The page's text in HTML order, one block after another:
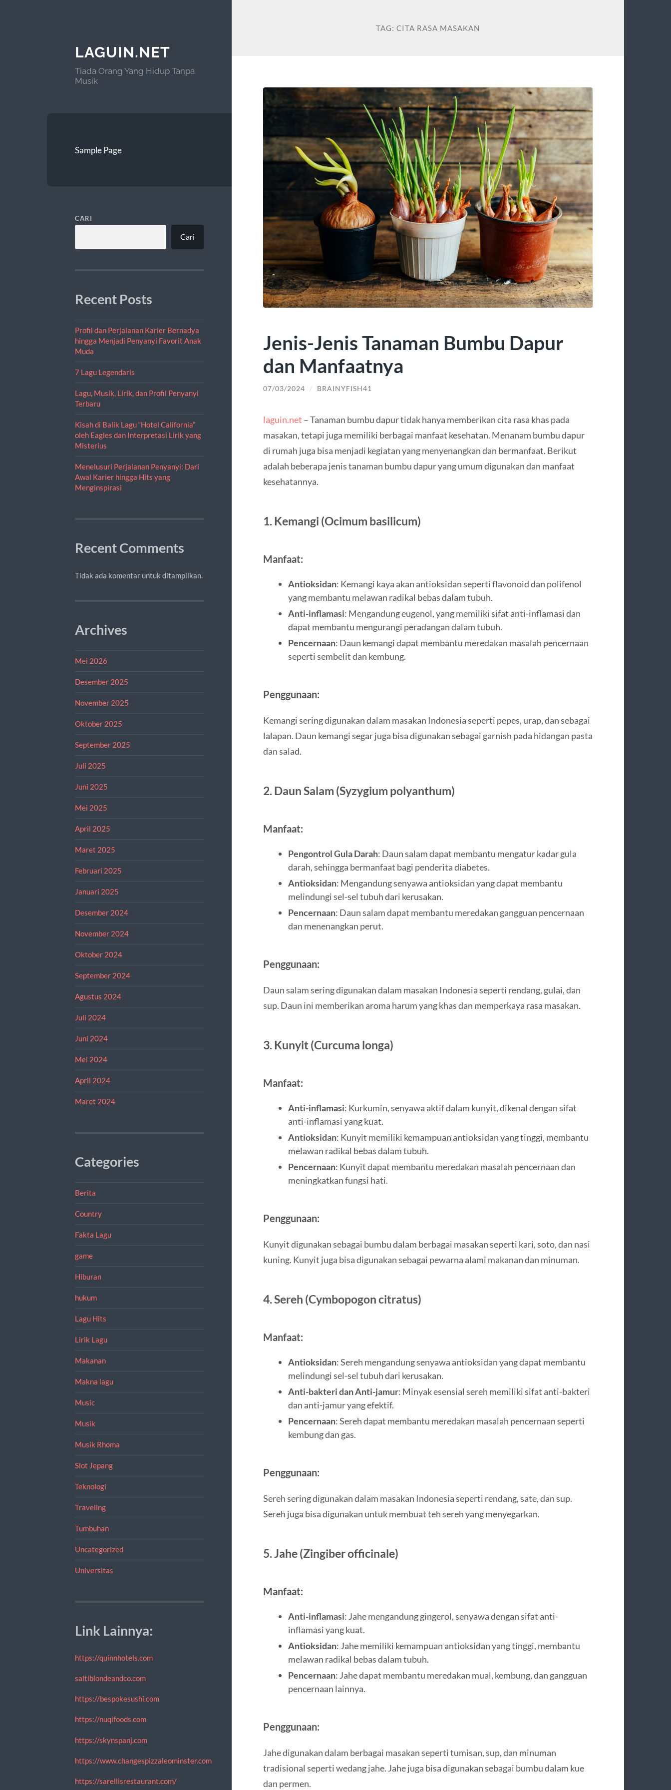
LAGUIN.NET
Tiada Orang Yang Hidup Tanpa
Musik
Sample Page
CARI
Cari
Recent Posts
Profil dan Perjalanan Karier Bernadya
hingga Menjadi Penyanyi Favorit Anak
Muda
7 Lagu Legendaris
Lagu, Musik, Lirik, dan Profil Penyanyi
Terbaru
Kisah di Balik Lagu “Hotel California”
oleh Eagles dan Interpretasi Lirik yang
Misterius
Menelusuri Perjalanan Penyanyi: Dari
Awal Karier hingga Hits yang
Menginspirasi
Recent Comments
Tidak ada komentar untuk ditampilkan.
Archives
Mei 2026
Desember 2025
November 2025
Oktober 2025
September 2025
Juli 2025
Juni 2025
Mei 2025
April 2025
Maret 2025
Februari 2025
Januari 2025
Desember 2024
November 2024
Oktober 2024
September 2024
Agustus 2024
Juli 2024
Juni 2024
Mei 2024
April 2024
Maret 2024
Categories
Berita
Country
Fakta Lagu
game
Hiburan
hukum
Lagu Hits
Lirik Lagu
Makanan
Makna lagu
Music
Musik
Musik Rhoma
Slot Jepang
Teknologi
Traveling
Tumbuhan
Uncategorized
Universitas
Link Lainnya:
https://quinnhotels.com
saltiblondeandco.com
https://bespokesushi.com
https://nuqifoods.com
https://skynspanj.com
https://www.changespizzaleominster.com
https://sarellisrestaurant.com/
TAG: CITA RASA MASAKAN
Jenis-Jenis Tanaman Bumbu Dapur
dan Manfaatnya
07/03/2024 / BRAINYFISH41
laguin.net – Tanaman bumbu dapur tidak hanya memberikan cita rasa khas pada
masakan, tetapi juga memiliki berbagai manfaat kesehatan. Menanam bumbu dapur
di rumah juga bisa menjadi kegiatan yang menyenangkan dan bermanfaat. Berikut
adalah beberapa jenis tanaman bumbu dapur yang umum digunakan dan manfaat
kesehatannya.
1.Kemangi (Ocimum basilicum)
Manfaat:
Antioksidan: Kemangi kaya akan antioksidan seperti flavonoid dan polifenol
yang membantu melawan radikal bebas dalam tubuh.
Anti-inflamasi: Mengandung eugenol, yang memiliki sifat anti-inflamasi dan
dapat membantu mengurangi peradangan dalam tubuh.
Pencernaan: Daun kemangi dapat membantu meredakan masalah pencernaan
seperti sembelit dan kembung.
Penggunaan:
Kemangi sering digunakan dalam masakan Indonesia seperti pepes, urap, dan sebagai
lalapan. Daun kemangi segar juga bisa digunakan sebagai garnish pada hidangan pasta
dan salad.
2.Daun Salam (Syzygium polyanthum)
Manfaat:
Pengontrol Gula Darah: Daun salam dapat membantu mengatur kadar gula
darah, sehingga bermanfaat bagi penderita diabetes.
Antioksidan: Mengandung senyawa antioksidan yang dapat membantu
melindungi sel-sel tubuh dari kerusakan.
Pencernaan: Daun salam dapat membantu meredakan gangguan pencernaan
dan menenangkan perut.
Penggunaan:
Daun salam sering digunakan dalam masakan Indonesia seperti rendang, gulai, dan
sup. Daun ini memberikan aroma harum yang khas dan memperkaya rasa masakan.
3.Kunyit (Curcuma longa)
Manfaat:
Anti-inflamasi: Kurkumin, senyawa aktif dalam kunyit, dikenal dengan sifat
anti-inflamasi yang kuat.
Antioksidan: Kunyit memiliki kemampuan antioksidan yang tinggi, membantu
melawan radikal bebas dalam tubuh.
Pencernaan: Kunyit dapat membantu meredakan masalah pencernaan dan
meningkatkan fungsi hati.
Penggunaan:
Kunyit digunakan sebagai bumbu dalam berbagai masakan seperti kari, soto, dan nasi
kuning. Kunyit juga bisa digunakan sebagai pewarna alami makanan dan minuman.
4.Sereh (Cymbopogon citratus)
Manfaat:
Antioksidan: Sereh mengandung senyawa antioksidan yang dapat membantu
melindungi sel-sel tubuh dari kerusakan.
Anti-bakteri dan Anti-jamur: Minyak esensial sereh memiliki sifat anti-bakteri
dan anti-jamur yang efektif.
Pencernaan: Sereh dapat membantu meredakan masalah pencernaan seperti
kembung dan gas.
Penggunaan:
Sereh sering digunakan dalam masakan Indonesia seperti rendang, sate, dan sup.
Sereh juga bisa digunakan untuk membuat teh sereh yang menyegarkan.
5.Jahe (Zingiber officinale)
Manfaat:
Anti-inflamasi: Jahe mengandung gingerol, senyawa dengan sifat anti-
inflamasi yang kuat.
Antioksidan: Jahe memiliki kemampuan antioksidan yang tinggi, membantu
melawan radikal bebas dalam tubuh.
Pencernaan: Jahe dapat membantu meredakan mual, kembung, dan gangguan
pencernaan lainnya.
Penggunaan:
Jahe digunakan dalam berbagai masakan seperti tumisan, sup, dan minuman
tradisional seperti wedang jahe. Jahe juga bisa digunakan sebagai bumbu dalam kue
dan permen.